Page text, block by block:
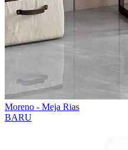
Moreno - Meja Rias
BARU